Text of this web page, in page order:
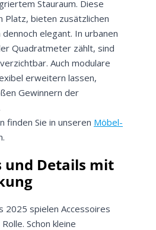
Stauraum. Diese
Platz, bieten zusätzlichen
elegant. In urbanen
Quadratmeter zählt, sind
Auch modulare
erweitern lassen,
Gewinnern der
finden Sie in unseren Möbel-
und Details mit
2025 spielen Accessoires
Schon kleine